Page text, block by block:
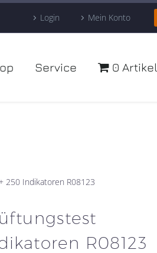
Login Mein Konto
Service 0 Artikel
250 Indikatoren R08123
R08123